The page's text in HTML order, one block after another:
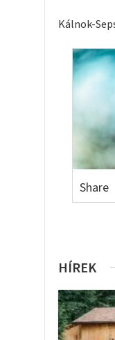
Kálnok-
Share
HÍREK